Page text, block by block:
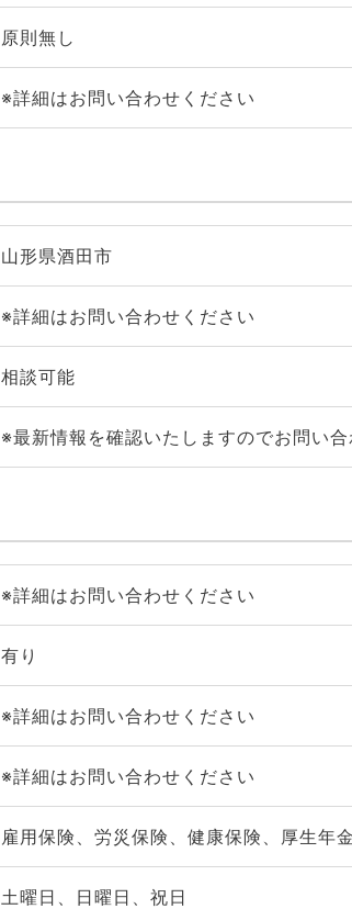
原則無し
※詳細はお問い合わせください
山形県酒田市
※詳細はお問い合わせください
相談可能
※最新情報を確認いたしますのでお問い
※詳細はお問い合わせください
有り
※詳細はお問い合わせください
※詳細はお問い合わせください
雇用保険、労災保険、健康保険、厚生年
土曜日、日曜日、祝日